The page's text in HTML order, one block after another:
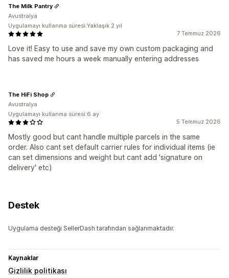
7 Temmuz 2026
Love it! Easy to use and save my own custom packaging and
has saved me hours a week manually entering addresses
The Milk Pantry
Avustralya
Uygulamayı kullanma süresi:Yaklaşık 2 yıl
5 Temmuz 2026
Mostly good but cant handle multiple parcels in the same
order. Also cant set default carrier rules for individual items (ie
can set dimensions and weight but cant add 'signature on
delivery' etc)
The HiFi Shop
Avustralya
Uygulamayı kullanma süresi:6 ay
Destek
Uygulama desteği SellerDash tarafından sağlanmaktadır.
Kaynaklar
Gizlilik politikası